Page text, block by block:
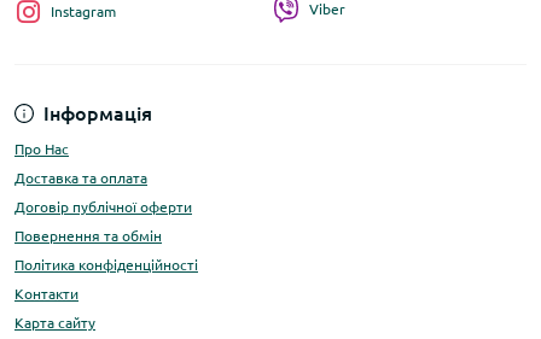
Інформація
Про Нас
Доставка та оплата
Договір публічної оферти
Повернення та обмін
Політика конфіденційності
Контакти
Карта сайту
Instagram Viber